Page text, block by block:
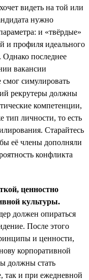
видеть на той или
нужно
и «твёрдые»
и профиля идеального
Однако последнее
вакансии
симулировать
рекрутеры должны
компетенции,
тип личности, то есть
Старайтесь
её члены дополняли
конфликта
ценностно
культуры.
должен опираться
После этого
и ценности,
корпоративной
должны стать
так и при ежедневной